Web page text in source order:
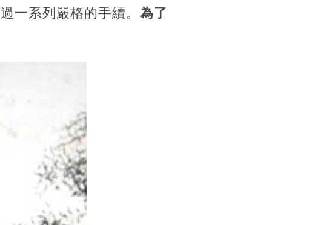
一系列嚴格的手續。 為了